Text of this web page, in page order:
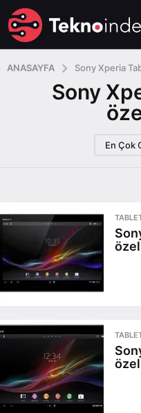
ANASAYFA Sony Xperia
Sony
En Çok